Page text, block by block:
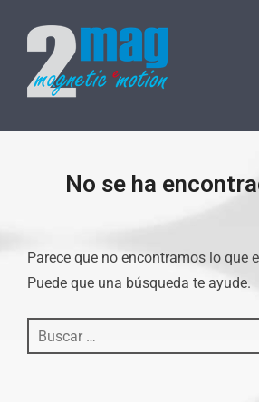
contenido
No se ha
Parece que no encontramos lo que
Puede que una búsqueda te ayude.
Buscar: